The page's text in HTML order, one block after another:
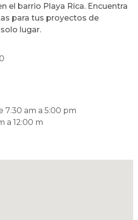
el barrio Playa Rica. Encuentra
para tus proyectos de
lugar.
7:30 am a 5:00 pm
a 12:00 m